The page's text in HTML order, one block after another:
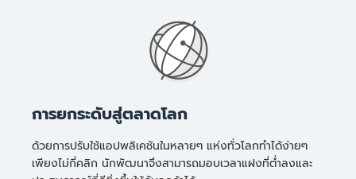
การยกระดับสู่ตลาดโลก
ด้วยการปรับใช้แอปพลิเคชันในหลายๆ แห่งทั่วโลกทำได้ง่ายๆ
เพียงไม่กี่คลิก นักพัฒนาจึงสามารถมอบเวลาแฝงที่ต่ำลงและ